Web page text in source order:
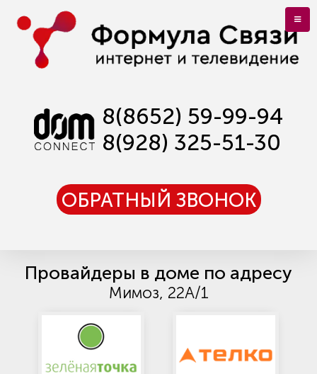
8(8652) 59-99-94
8(928) 325-51-30
ОБРАТНЫЙ ЗВОНОК
Провайдеры в доме по адресу
Мимоз, 22А/1